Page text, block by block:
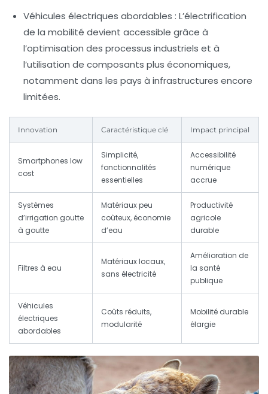
Véhicules électriques abordables : L’électrification
de la mobilité devient accessible grâce à
l’optimisation des processus industriels et à
l’utilisation de composants plus économiques,
notamment dans les pays à infrastructures encore
limitées.
Innovation Caractéristique clé Impact principal
Smartphones low
cost
Simplicité,
fonctionnalités
essentielles
Accessibilité
numérique
accrue
Systèmes
d’irrigation goutte
à goutte
Matériaux peu
coûteux, économie
d’eau
Productivité
agricole
durable
Filtres à eau
Matériaux locaux,
sans électricité
Amélioration de
la santé
publique
Véhicules
électriques
abordables
Coûts réduits,
modularité
Mobilité durable
élargie